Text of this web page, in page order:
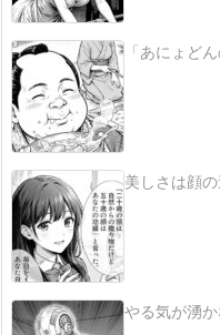
「あにょど
美しさは顔
やる気が湧か